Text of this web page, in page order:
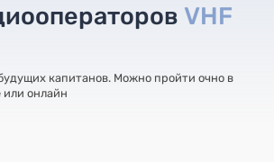
VHF
капитанов. Можно пройти очно в
или онлайн